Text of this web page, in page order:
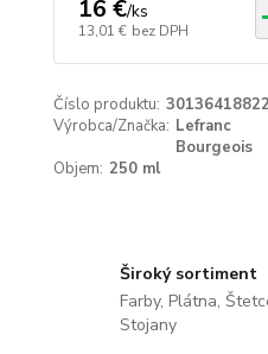
16 €/ks
13,01 € bez DPH
Číslo produktu:
Výrobca/Značka: Lefranc
Bourgeois
Objem: 250 ml
Široký sortiment
Farby, Plátna,
Stojany